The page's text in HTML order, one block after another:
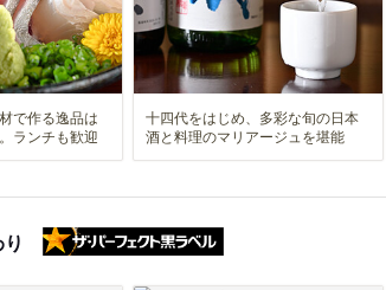
で作る逸品は
ランチも歓迎
十四代をはじめ、多彩な旬の日本
酒と料理のマリアージュを堪能